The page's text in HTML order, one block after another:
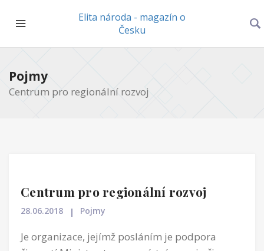
Elita národa - magazín o
Česku
Pojmy
Centrum pro regionální rozvoj
Centrum pro regionální rozvoj
28.06.2018 Pojmy
Je organizace, jejímž posláním je podpora